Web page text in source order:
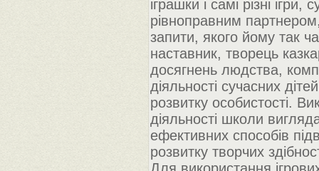
іграшки і самі різні
рівноправним
запити, якого йому так
наставник, творець
досягнень людства,
діяльності сучасних
розвитку особистості.
діяльності школи
ефективних способів
розвитку творчих